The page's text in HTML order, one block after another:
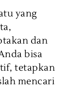
yang
dan
bisa
tetapkan
mencari